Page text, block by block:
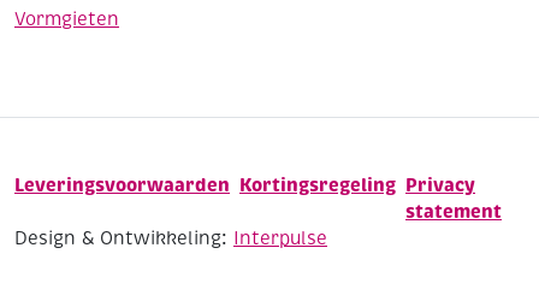
Vormgieten
Leveringsvoorwaarden Kortingsregeling Privacy
statement
Design & Ontwikkeling: Interpulse